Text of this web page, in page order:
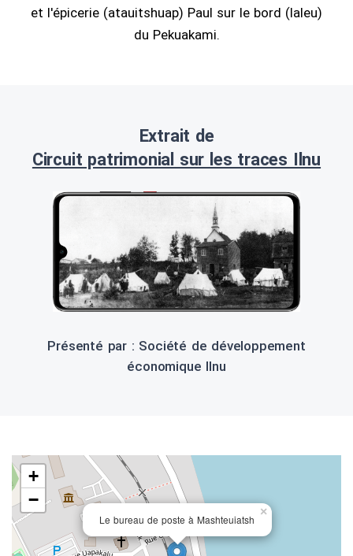
et l'épicerie (atauitshuap) Paul sur le bord (laleu)
du Pekuakami.
Extrait de
Circuit patrimonial sur les traces Ilnu
Présenté par : Société de développement
économique Ilnu
Le bureau de poste à Mashteuiatsh
×
+
−